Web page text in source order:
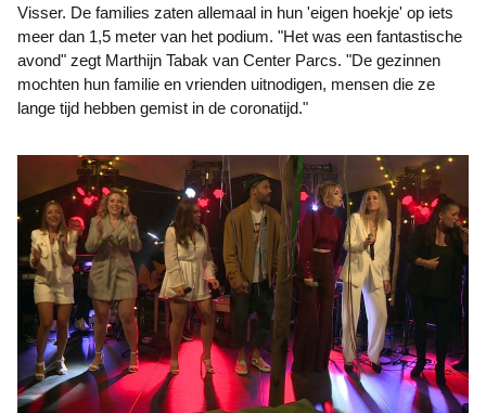
Visser. De families zaten allemaal in hun 'eigen hoekje' op iets
meer dan 1,5 meter van het podium. "Het was een fantastische
avond" zegt Marthijn Tabak van Center Parcs. "De gezinnen
mochten hun familie en vrienden uitnodigen, mensen die ze
lange tijd hebben gemist in de coronatijd."